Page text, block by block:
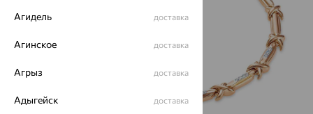
Агидель доставка
Агинское доставка
Агрыз доставка
Адыгейск доставка